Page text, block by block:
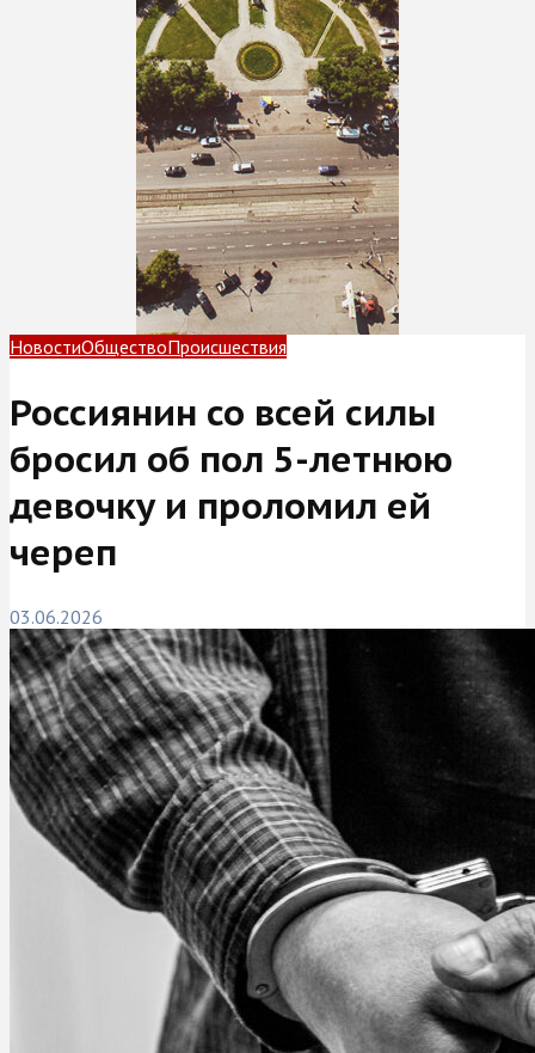
НовостиОбществоПроисшествия
Россиянин со всей силы
бросил об пол 5-летнюю
девочку и проломил ей
череп
03.06.2026